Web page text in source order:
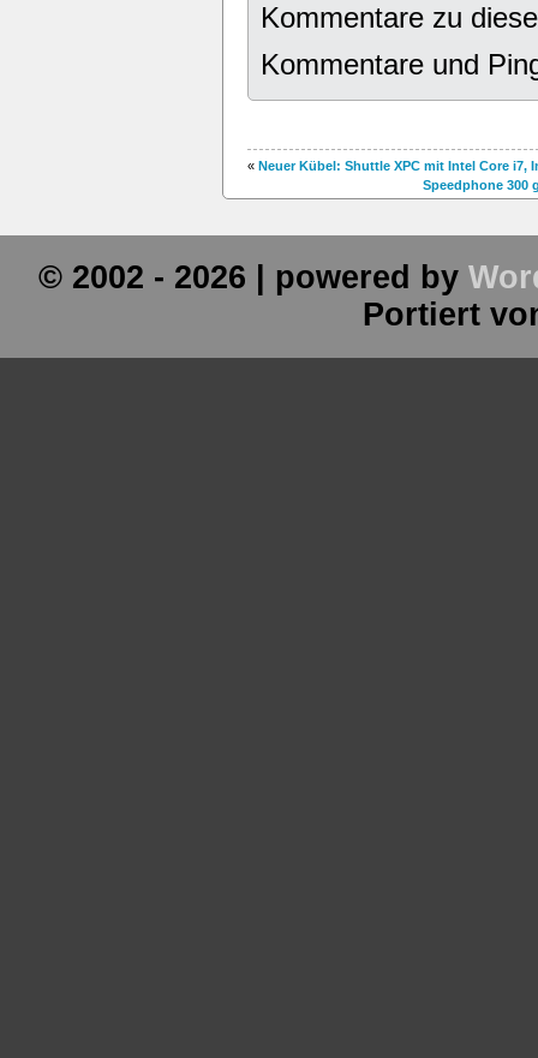
Kommentare zu
Kommentare und
« Neuer Kübel: Shuttle XPC mit Intel Core i7,
Speedphone 300
© 2002 - 2026 | powered by
Portiert